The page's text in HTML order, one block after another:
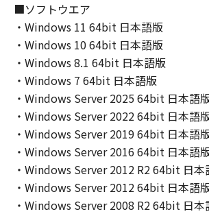
布、リースもしくは貸与その他の方
第三者に「本ソフトウェア」を使用
はできません。
(2) お客様は、「本ソフトウェア」
は一部を修正、改変、逆コンパイル
ブル、その他リバースエンジニアリ
ことはできません。また第三者にこ
為をさせてはなりません。
３．著作権表示
お客様は、「本ソフトウェア」に含
ノンまたはキヤノンのライセンサー
示を変更し、除去しもしくは削除し
■ソフトウエア
・Windows 11 64bit 日本語版
・Windows 10 64bit 日本語版
・Windows 8.1 64bit 日本語版
・Windows 7 64bit 日本語版
・Windows Server 2025 64bit 日本語
・Windows Server 2022 64bit 日本語
・Windows Server 2019 64bit 日本語
・Windows Server 2016 64bit 日本語
・Windows Server 2012 R2 64bit 日本
・Windows Server 2012 64bit 日本語
・Windows Server 2008 R2 64bit 日本